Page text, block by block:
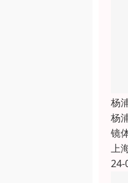
杨
杨
镜
上
24-